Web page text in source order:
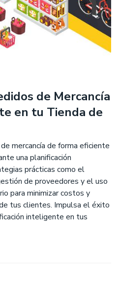
de Mercancía
en tu Tienda de
mercancía de forma eficiente
una planificación
prácticas como el
de proveedores y el uso
para minimizar costos y
tus clientes. Impulsa el éxito
inteligente en tus